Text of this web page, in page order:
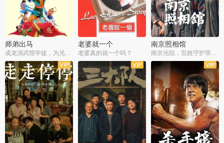
师弟出马
成龙演武馆学徒，为兄搏命战黑道
老婆就一个
老婆真的就一个吗？
南京照相馆
南京沦陷，百姓守护罪证底片